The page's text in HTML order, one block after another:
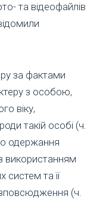
та відеофайлів
за фактами
з особою,
віку,
такій особі (ч.
одержання
використанням
систем та її
(ч.